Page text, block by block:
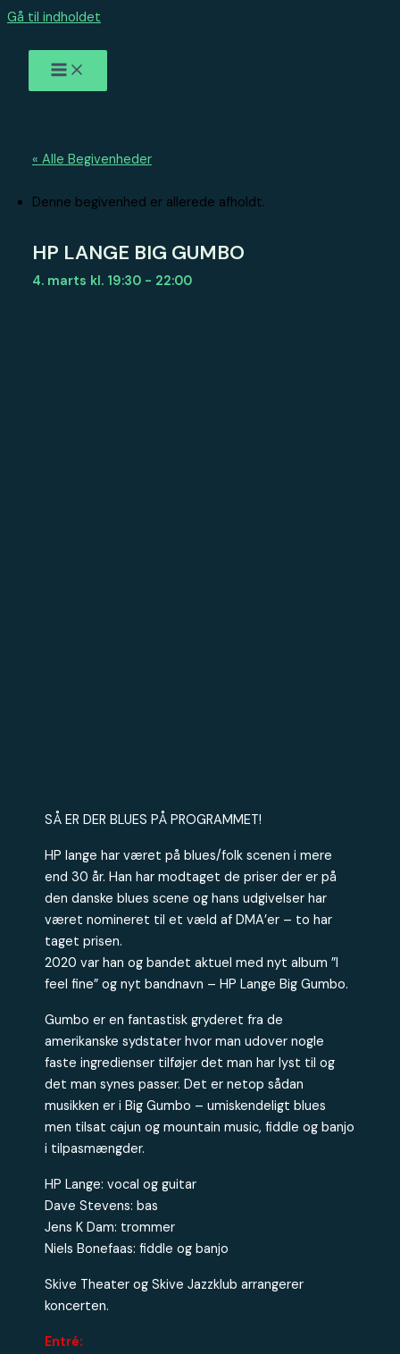
Gå til indholdet
« Alle Begivenheder
Denne begivenhed er allerede afholdt.
HP LANGE BIG GUMBO
4. marts kl. 19:30- 22:00
SÅ ER DER BLUES PÅ PROGRAMMET!
HP lange har været på blues/folk scenen i mere
end 30 år. Han har modtaget de priser der er på
den danske blues scene og hans udgivelser har
været nomineret til et væld af DMA’er – to har
taget prisen.
2020 var han og bandet aktuel med nyt album ”I
feel fine” og nyt bandnavn – HP Lange Big Gumbo.
Gumbo er en fantastisk gryderet fra de
amerikanske sydstater hvor man udover nogle
faste ingredienser tilføjer det man har lyst til og
det man synes passer. Det er netop sådan
musikken er i Big Gumbo – umiskendeligt blues
men tilsat cajun og mountain music, fiddle og banjo
i tilpasmængder.
HP Lange: vocal og guitar
Dave Stevens: bas
Jens K Dam: trommer
Niels Bonefaas: fiddle og banjo
Skive Theater og Skive Jazzklub arrangerer
koncerten.
Entré: